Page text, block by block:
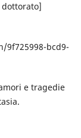
dottorato]
9f725998-bcd9-
e tragedie